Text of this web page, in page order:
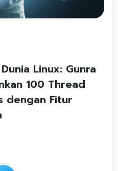
Linux: Gunra
100 Thread
dengan Fitur